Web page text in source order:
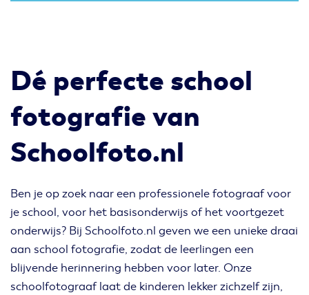
Dé perfecte school
fotografie van
Schoolfoto.nl
Ben je op zoek naar een professionele fotograaf voor
je school, voor het basisonderwijs of het voortgezet
onderwijs? Bij Schoolfoto.nl geven we een unieke draai
aan school fotografie, zodat de leerlingen een
blijvende herinnering hebben voor later. Onze
schoolfotograaf laat de kinderen lekker zichzelf zijn,